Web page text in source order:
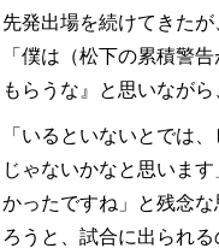
先発出場を続けてきた
「僕は（松下の累積警
もらうな』と思いなが
「いるといないとでは
じゃないかなと思いま
かったですね」と残念
ろうと、試合に出られ